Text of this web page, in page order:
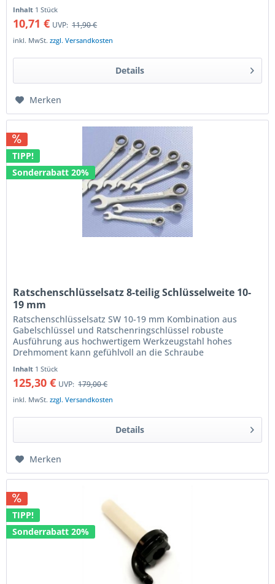
Inhalt 1 Stück
10,71 € UVP: 11,90 €
inkl. MwSt.zzgl. Versandkosten
Details
Merken
TIPP!
Sonderrabatt 20%
Ratschenschlüsselsatz 8-teilig Schlüsselweite 10-
19 mm
Ratschenschlüsselsatz SW 10-19 mm Kombination aus
Gabelschlüssel und Ratschenringschlüssel robuste
Ausführung aus hochwertigem Werkzeugstahl hohes
Drehmoment kann gefühlvoll an die Schraube
Inhalt 1 Stück
125,30 € UVP: 179,00 €
inkl. MwSt.zzgl. Versandkosten
Details
Merken
TIPP!
Sonderrabatt 20%